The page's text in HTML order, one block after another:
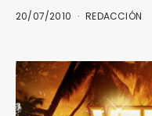
20/07/2010 REDACCIÓN